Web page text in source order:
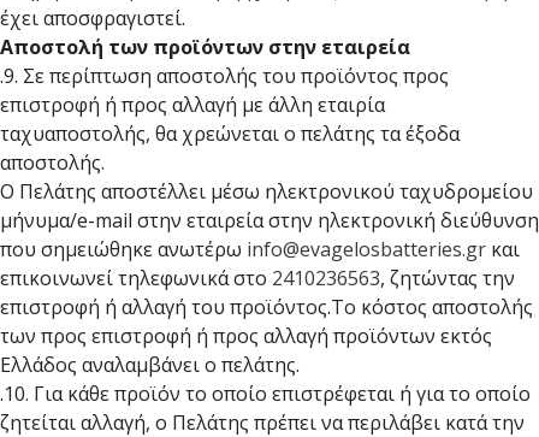
έχει αποσφραγιστεί.
Αποστολή των προϊόντων στην εταιρεία
.9. Σε περίπτωση αποστολής του προϊόντος προς
επιστροφή ή προς αλλαγή με άλλη εταιρία
ταχυαποστολής, θα χρεώνεται ο πελάτης τα έξοδα
αποστολής.
Ο Πελάτης αποστέλλει μέσω ηλεκτρονικού ταχυδρομείου
μήνυμα/e-mail στην εταιρεία στην ηλεκτρονική διεύθυνση
που σημειώθηκε ανωτέρω info@evagelosbatteries.gr και
επικοινωνεί τηλεφωνικά στο 2410236563, ζητώντας την
επιστροφή ή αλλαγή του προϊόντος.Το κόστος αποστολής
των προς επιστροφή ή προς αλλαγή προϊόντων εκτός
Ελλάδος αναλαμβάνει ο πελάτης.
.10. Για κάθε προϊόν το οποίο επιστρέφεται ή για το οποίο
ζητείται αλλαγή, ο Πελάτης πρέπει να περιλάβει κατά την